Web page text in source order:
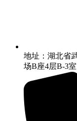
地址：湖北省
场B座4层B-3